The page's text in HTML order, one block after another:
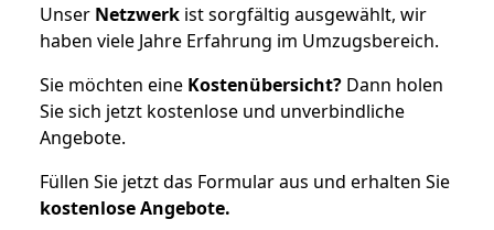
Unser Netzwerk ist sorgfältig ausgewählt, wir
haben viele Jahre Erfahrung im Umzugsbereich.
Sie möchten eine Kostenübersicht? Dann holen
Sie sich jetzt kostenlose und unverbindliche
Angebote.
Füllen Sie jetzt das Formular aus und erhalten Sie
kostenloseAngebote.